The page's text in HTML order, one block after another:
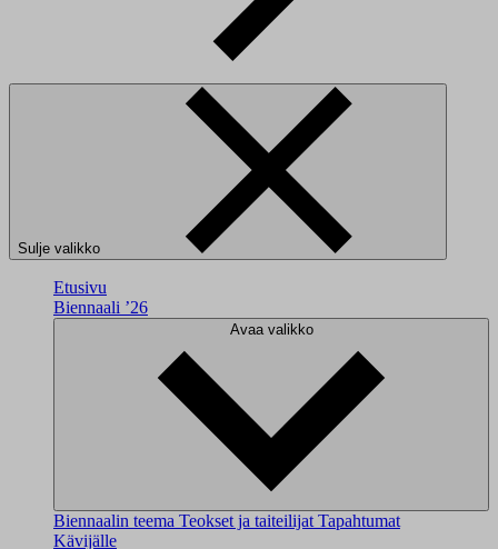
Sulje valikko
Etusivu
Biennaali ’26
Avaa valikko
Biennaalin teema Teokset ja taiteilijat Tapahtumat
Kävijälle